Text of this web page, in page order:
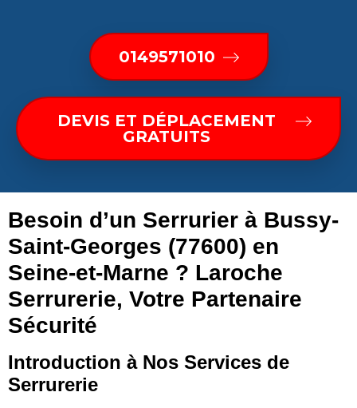
0149571010
DEVIS ET DÉPLACEMENT
GRATUITS
Besoin d’un Serrurier à Bussy-
Saint-Georges (77600) en
Seine-et-Marne ? Laroche
Serrurerie, Votre Partenaire
Sécurité
Introduction à Nos Services de
Serrurerie